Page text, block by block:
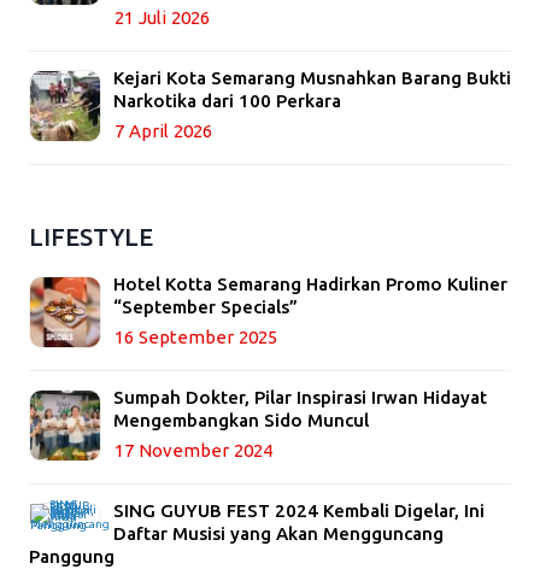
21 Juli 2026
Kejari Kota Semarang Musnahkan Barang Bukti
Narkotika dari 100 Perkara
7 April 2026
LIFESTYLE
Hotel Kotta Semarang Hadirkan Promo Kuliner
“September Specials”
16 September 2025
Sumpah Dokter, Pilar Inspirasi Irwan Hidayat
Mengembangkan Sido Muncul
17 November 2024
SING GUYUB FEST 2024 Kembali Digelar, Ini
Daftar Musisi yang Akan Mengguncang
Panggung